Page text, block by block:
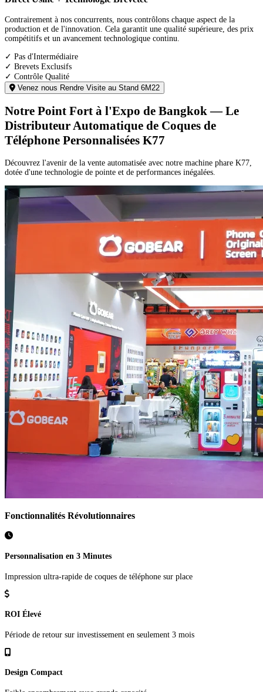
Contrairement à nos concurrents, nous contrôlons chaque aspect de la
production et de l'innovation. Cela garantit une qualité supérieure, des prix
compétitifs et un avancement technologique continu.
✓ Pas d'Intermédiaire
✓ Brevets Exclusifs
✓ Contrôle Qualité
Venez nous Rendre Visite au Stand 6M22
Notre Point Fort à l'Expo de Bangkok — Le
Distributeur Automatique de Coques de
Téléphone Personnalisées K77
Découvrez l'avenir de la vente automatisée avec notre machine phare K77,
dotée d'une technologie de pointe et de performances inégalées.
Fonctionnalités Révolutionnaires
Personnalisation en 3 Minutes
Impression ultra-rapide de coques de téléphone sur place
ROI Élevé
Période de retour sur investissement en seulement 3 mois
Design Compact